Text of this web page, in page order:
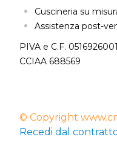
Cuscineria su
Assistenza post-
PIVA e C.F.
CCIAA 688569
© Copyright
Recedi dal